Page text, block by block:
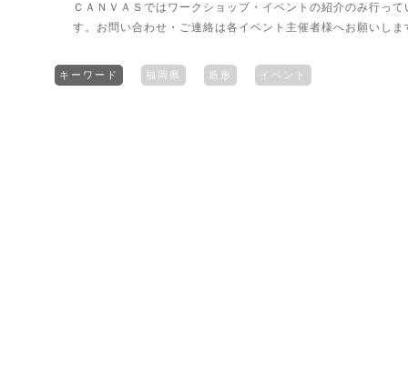
ＣＡＮＶＡＳではワークショップ・イベントの紹介のみ行って
す。お問い合わせ・ご連絡は各イベント主催者様へお願いしま
キーワード 福岡県 造形 イベント